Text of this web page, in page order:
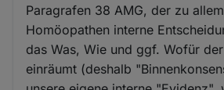
Paragrafen 38 AMG, der zu
Homöopathen interne
das Was, Wie und ggf. Wofür
einräumt (deshalb